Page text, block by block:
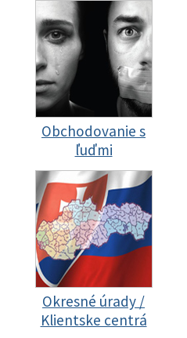
Obchodovanie s
ľuďmi
Okresné úrady /
Klientske centrá